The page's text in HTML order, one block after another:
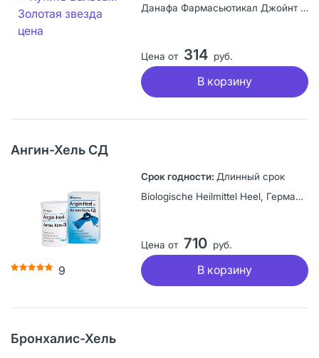
Данафа Фармасьютикал Джойнт Сток Компани, Вьетнам
Цена от 314 руб.
В корзину
Ангин-Хель СД
9
Длинный срок
Biologische Heilmittel Heel, Германия
Цена от 710 руб.
В корзину
Бронхалис-Хель